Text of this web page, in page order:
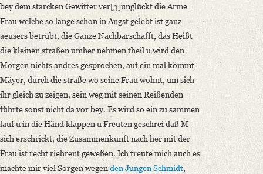
bey dem starcken Gewitter ver[3]unglückt die Arme
Frau welche so lange schon in Angst gelebt ist ganz
aeusers betrübt, die Ganze Nachbarschafft, das Heißt
die kleinen straßen umher nehmen theil u wird den
Morgen nichts andres gesprochen, auf ein mal kömmt
Mäyer, durch die straße wo seine Frau wohnt, um sich
ihr gleich zu zeigen, sein weg mit seinen Reißenden
führte sonst nicht da vor bey. Es wird so ein zu sammen
lauf u in die Händ klappen u Freuten geschrei daß M
sich erschrickt, die Zusammenkunft nach her mit der
Frau ist recht riehrent geweßen. Ich freute mich auch es
machte mir viel Sorgen wegenden Jungen Schmidt,